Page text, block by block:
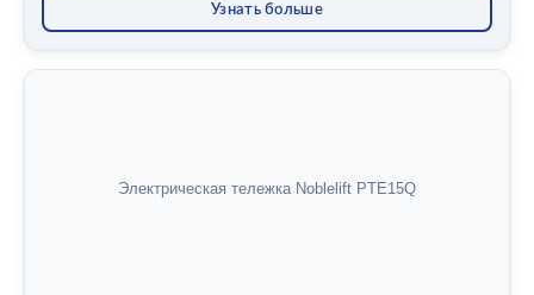
Узнать больше
Электрическая тележка Noblelift PTE15Q